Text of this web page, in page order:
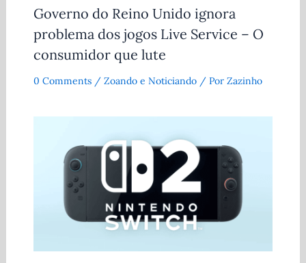
Governo do Reino Unido ignora
problema dos jogos Live Service – O
consumidor que lute
0 Comments / Zoando e Noticiando/ Por Zazinho